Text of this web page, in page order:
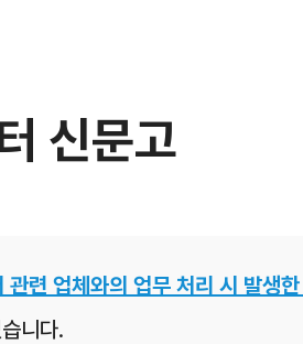
신문고
관련 업체와의 업무 처리 시 발생
니다.